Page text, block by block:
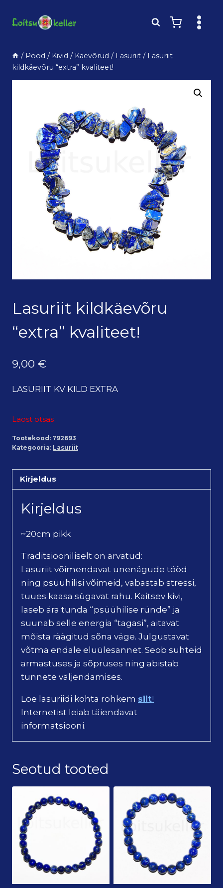
/ Pood / Kivid / Käevõrud / Lasuriit / Lasuriit
kildkäevõru “extra” kvaliteet!
Lasuriit kildkäevõru
“extra” kvaliteet!
9,00 €
LASURIIT KV KILD EXTRA
Laost otsas
Tootekood: 792693
Kategooria: Lasuriit
Kirjeldus
Kirjeldus
~20cm pikk
Traditsiooniliselt on arvatud:
Lasuriit võimendavat unenägude tööd
ning psüühilisi võimeid, vabastab stressi,
tuues kaasa sügavat rahu. Kaitsev kivi,
laseb ära tunda “psüühilise ründe” ja
suunab selle energia “tagasi”, aitavat
mõista räägitud sõna väge. Julgustavat
võtma endale eluülesannet. Seob suhteid
armastuses ja sõpruses ning abistab
tunnete väljendamises.
Loe lasuriidi kohta rohkem siit!
Internetist leiab täiendavat
informatsiooni.
Seotud tooted